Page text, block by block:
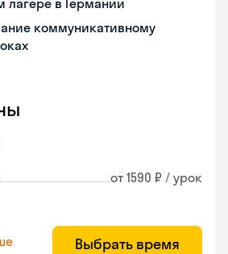
лагере в Германии
коммуникативному
от 1590 ₽ / урок
Выбрать время